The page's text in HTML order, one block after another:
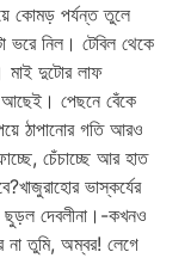
কোমড় পর্যন্ত তুলে
ভরে নিল। টেবিল থেকে
মাই দুটোর লাফ
আছেই। পেছনে বেঁকে
ঠাপানোর গতি আরও
চেঁচাচ্ছে আর হাত
ভাস্কর্যের
ছুড়ল দেবলীনা।-কখনও
না তুমি, অম্বর! লেগে